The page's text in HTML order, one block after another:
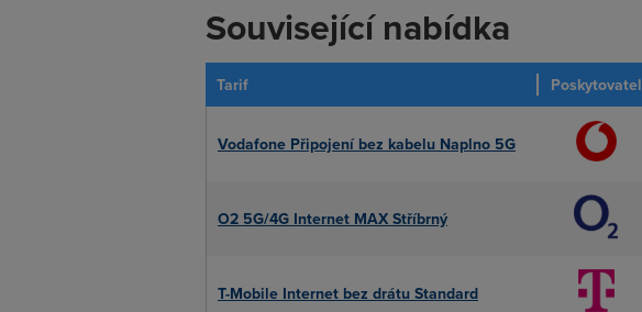
Související nabídka
Tarif Poskytovatel
Vodafone Připojení bez kabelu Naplno 5G
O2 5G/4G Internet MAX Stříbrný
T-Mobile Internet bez drátu Standard